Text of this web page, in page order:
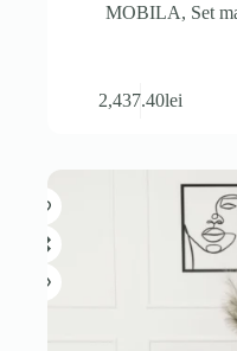
MOBILA, Set
2,437.40lei